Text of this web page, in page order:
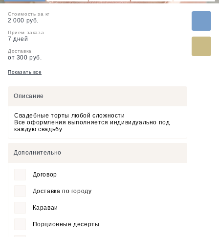
1 2 3 4 5
Стоимость за кг
2 000 руб.
Прием заказа
7 дней
Доставка
от 300 руб.
Показать все
Описание
Свадебные торты любой сложности
Все оформления выполняется индивидуально под
каждую свадьбу
Дополнительно
Договор
Доставка по городу
Караваи
Порционные десерты